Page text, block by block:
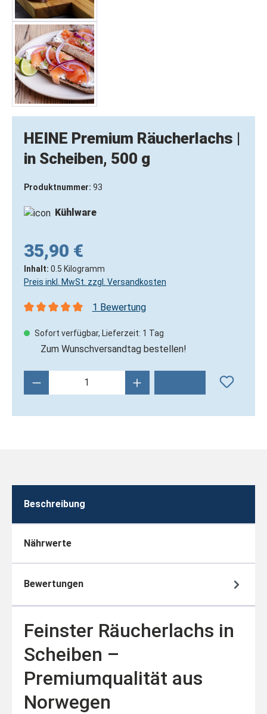
HEINE Premium Räucherlachs |
in Scheiben, 500 g
Produktnummer: 93
Kühlware
35,90 €
Inhalt: 0.5 Kilogramm
Preis inkl. MwSt. zzgl. Versandkosten
1 Bewertung
Sofort verfügbar, Lieferzeit: 1 Tag
Zum Wunschversandtag bestellen!
Produkt Anzahl: Gib den gewünschten
Beschreibung
Nährwerte
Bewertungen
Feinster Räucherlachs in
Scheiben –
Premiumqualität aus
Norwegen